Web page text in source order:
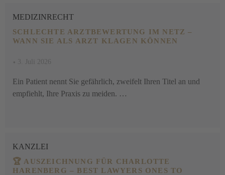
MEDIZINRECHT
SCHLECHTE ARZTBEWERTUNG IM NETZ –
WANN SIE ALS ARZT KLAGEN KÖNNEN
3. Juli 2026
Ein Patient nennt Sie gefährlich, zweifelt Ihren Titel an und
empfiehlt, Ihre Praxis zu meiden. …
KANZLEI
🏆 AUSZEICHNUNG FÜR CHARLOTTE
HARENBERG – BEST LAWYERS ONES TO